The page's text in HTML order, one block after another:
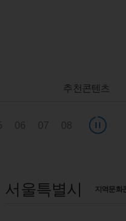
추천콘텐츠
06 07 08
서울특별시 지역문화